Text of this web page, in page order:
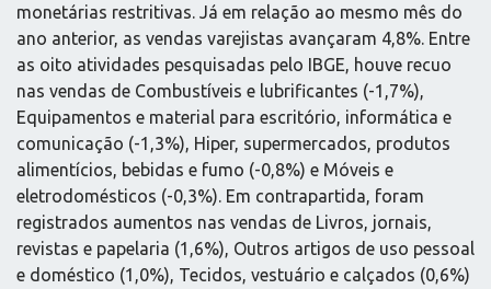
monetárias restritivas. Já em relação ao mesmo mês do
ano anterior, as vendas varejistas avançaram 4,8%. Entre
as oito atividades pesquisadas pelo IBGE, houve recuo
nas vendas de Combustíveis e lubrificantes (-1,7%),
Equipamentos e material para escritório, informática e
comunicação (-1,3%), Hiper, supermercados, produtos
alimentícios, bebidas e fumo (-0,8%) e Móveis e
eletrodomésticos (-0,3%). Em contrapartida, foram
registrados aumentos nas vendas de Livros, jornais,
revistas e papelaria (1,6%), Outros artigos de uso pessoal
e doméstico (1,0%), Tecidos, vestuário e calçados (0,6%)